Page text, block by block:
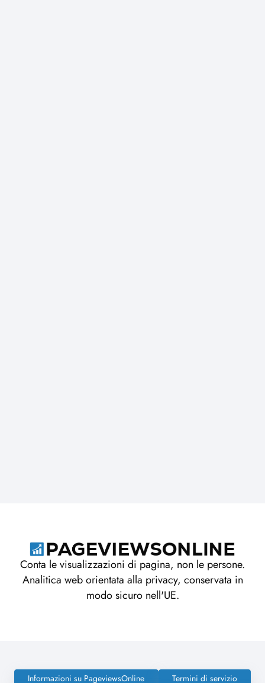
Conta le visualizzazioni di pagina, non le persone.
Analitica web orientata alla privacy, conservata in
modo sicuro nell'UE.
Informazioni su PageviewsOnline Termini di servizio